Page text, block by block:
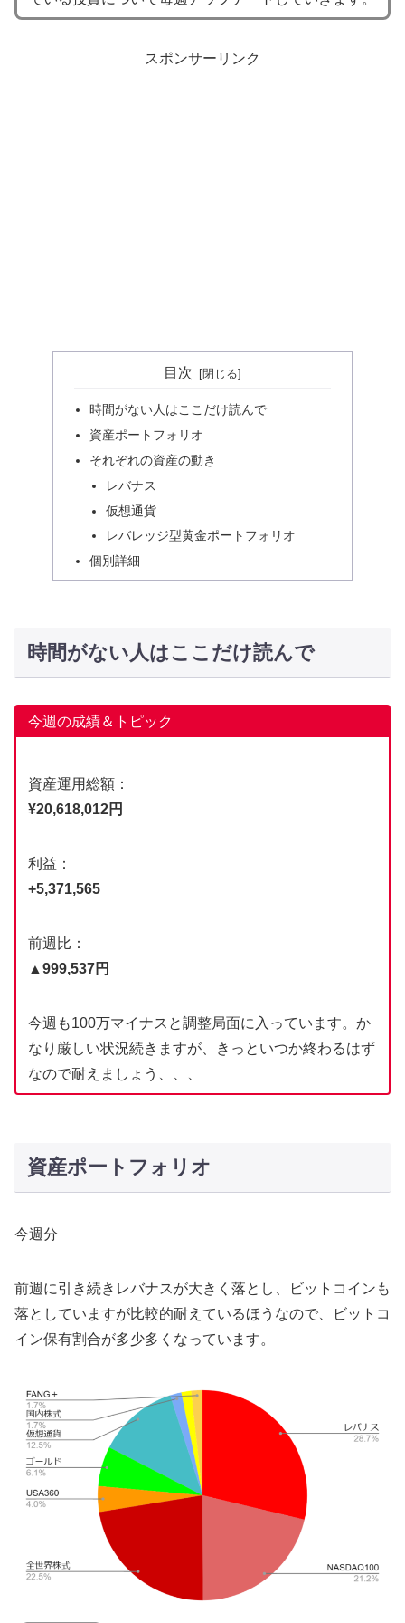
スポンサーリンク
目次
時間がない人はここだけ読んで
資産ポートフォリオ
それぞれの資産の動き
レバナス
仮想通貨
レバレッジ型黄金ポートフォリオ
個別詳細
時間がない人はここだけ読んで
今週の成績＆トピック
資産運用総額：
¥20,618,012円
利益：
+5,371,565
前週比：
▲999,537円
今週も100万マイナスと調整局面に入っています。か
なり厳しい状況続きますが、きっといつか終わるはず
なので耐えましょう、、、
資産ポートフォリオ
今週分
前週に引き続きレバナスが大きく落とし、ビットコインも
落としていますが比較的耐えているほうなので、ビットコ
イン保有割合が多少多くなっています。